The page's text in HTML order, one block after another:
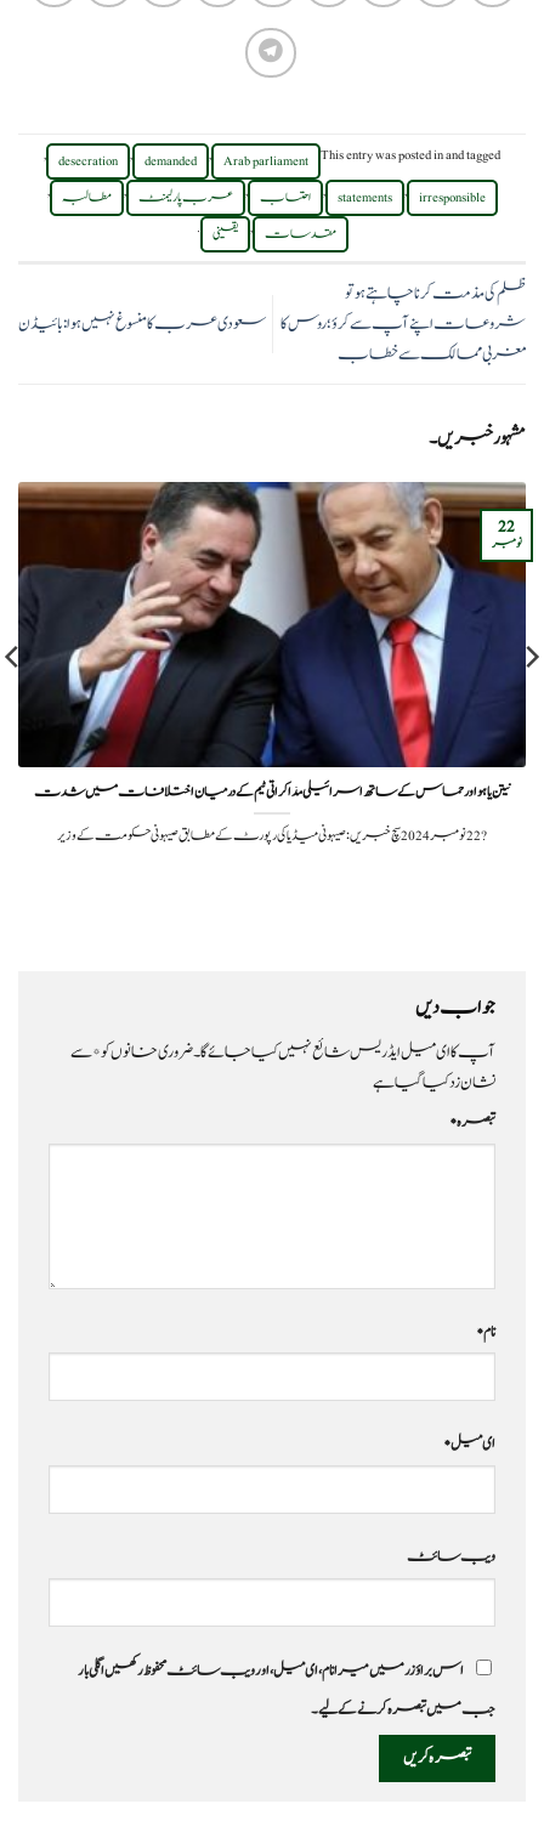
This entry was posted inand tagged
Arab parliament
,
demanded
,
desecration
,
irresponsible
,
statements
, احتساب , عرب پارلیمنٹ , مطالبہ ,
مقدسات , یقینی .
ظلم کی مذمت کرنا چاہتے ہو تو
شروعات اپنے آپ سے کرؤ؛روس کا
مغربی ممالک سے خطاب
سعودی عرب کا منسوغ نہیں ہوا:بائیڈن
مشہور خبریں۔
نیتن یاہو اور حماس کے ساتھ اسرائیلی مذاکراتی ٹیم کے درمیان اختلافات میں شدت
?️ 22 نومبر 2024سچ خبریں: صیہونی میڈیا کی رپورٹ کے مطابق صیہونی حکومت کے وزیر
22
نومبر
جواب دیں
آپ کا ای میل ایڈریس شائع نہیں کیا جائے گا۔ضروری خانوں کو*سے
نشان زد کیا گیا ہے
تبصرہ*
نام*
ای میل*
ویب‌ سائٹ
اس براؤزر میں میرا نام، ای میل، اور ویب سائٹ محفوظ رکھیں اگلی بار
جب میں تبصرہ کرنے کےلیے۔